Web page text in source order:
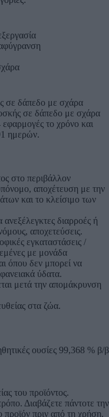
σε δάπεδο με σχάρα
σε δάπεδο με σχάρα
εφαρμογές το χρόνο και
ημερών.
στο περιβάλλον
αποχέτευση με την
και το κλείσιμο των
διαρροές ή
αποχετεύσεις.
εγκαταστάσεις /
με μονάδα
όπου δεν μπορεί να
ύδατα.
μετά την απομάκρυνση
στα ζώα.
ουσίες 99,368 % β/β
του προϊόντος.
Διαβάζετε πάντοτε την
προϊόν πριν από τη χρήση.